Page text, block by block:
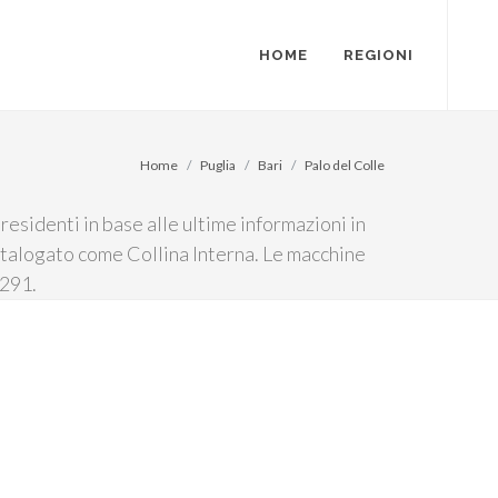
HOME REGIONI
in base alle ultime informazioni in
come Collina Interna. Le macchine
Home Puglia Bari Palo del Colle